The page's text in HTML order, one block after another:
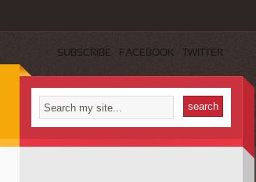
SUBSCRIBE FACEBOOK TWITTER